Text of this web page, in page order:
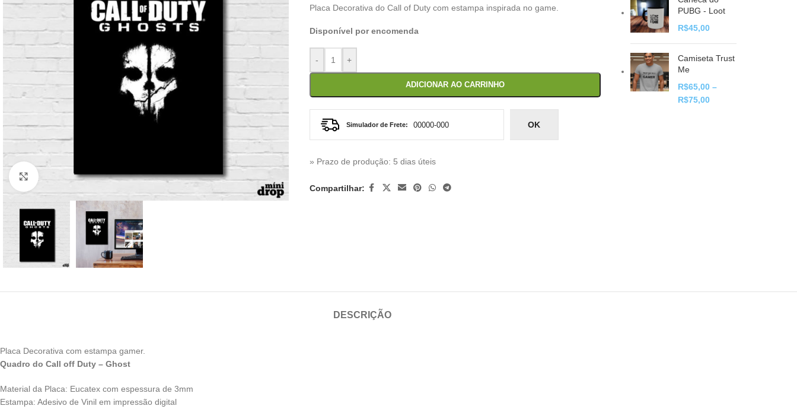
Clique para ampliar
Placa Decorativa do Call of Duty com estampa inspirada no game.
Disponível por encomenda
- +
ADICIONAR AO CARRINHO
Simulador de Frete: OK
» Prazo de produção: 5 dias úteis
Compartilhar:
PUBG - Loot
R$45,00
Camiseta Trust
Me
R$65,00 –
R$75,00
DESCRIÇÃO
Placa Decorativa com estampa gamer.
Quadro do Call off Duty – Ghost
Material da Placa: Eucatex com espessura de 3mm
Estampa: Adesivo de Vinil em impressão digital